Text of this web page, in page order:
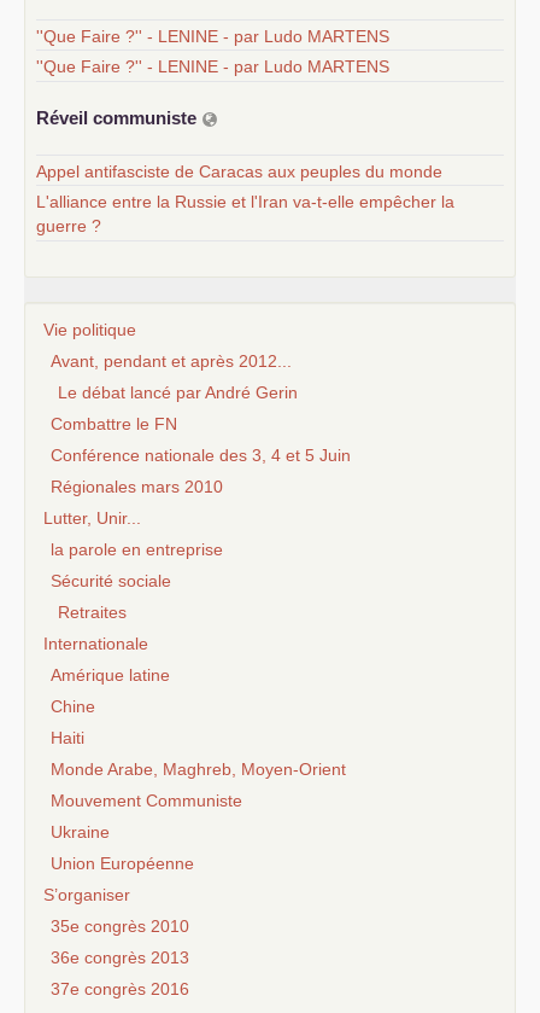
''Que Faire ?'' - LENINE - par Ludo MARTENS
''Que Faire ?'' - LENINE - par Ludo MARTENS
Réveil communiste
Appel antifasciste de Caracas aux peuples du monde
L'alliance entre la Russie et l'Iran va-t-elle empêcher la
guerre ?
Vie politique
Avant, pendant et après 2012...
Le débat lancé par André Gerin
Combattre le FN
Conférence nationale des 3, 4 et 5 Juin
Régionales mars 2010
Lutter, Unir...
la parole en entreprise
Sécurité sociale
Retraites
Internationale
Amérique latine
Chine
Haiti
Monde Arabe, Maghreb, Moyen-Orient
Mouvement Communiste
Ukraine
Union Européenne
S’organiser
35e congrès 2010
36e congrès 2013
37e congrès 2016